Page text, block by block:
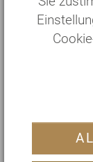
7 Tage
€ 2315,—
03.07. —